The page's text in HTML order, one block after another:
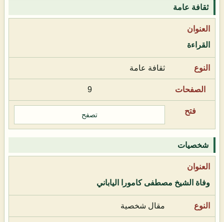
ثقافة عامة
القراءة
ثقافة عامة
9
تصفح
شخصيات
وفاة الشيخ مصطفى كامورا الياباني
مقال شخصية